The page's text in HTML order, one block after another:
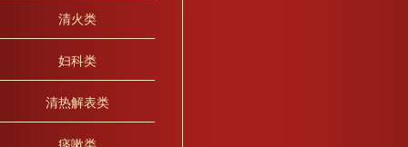
清火类
妇科类
清热解表类